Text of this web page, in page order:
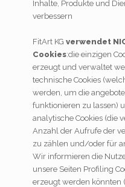
Inhalte, Produkte und
verbessern
FitArt KG verwendet
Cookies:die einzigen
erzeugt und verwaltet
technische Cookies
werden, um die
funktionieren zu lassen)
analytische Cookies (die
Anzahl der Aufrufe der
zu zählen und/oder für
Wir informieren die
unsere Seiten Profiling
erzeugt werden könnten